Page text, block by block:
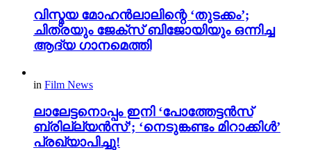
വിസ്മയ മോഹൻലാലിന്റെ ‘തുടക്കം’;
ചിത്രയും ജേക്സ് ബിജോയിയും ഒന്നിച്ച
ആദ്യ ഗാനമെത്തി
in Film News
ലാലേട്ടനൊപ്പം ഇനി ‘പോത്തേട്ടൻസ്
ബ്രില്ല്യൻസ്’; ‘നെടുങ്കണ്ടം മിറാക്കിൾ’
പ്രഖ്യാപിച്ചു!